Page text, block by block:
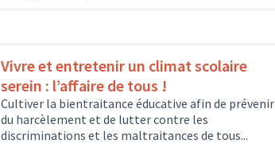
Vivre et entretenir un climat scolaire
serein : l’affaire de tous !
Cultiver la bientraitance éducative afin de prévenir
du harcèlement et de lutter contre les
discriminations et les maltraitances de tous...